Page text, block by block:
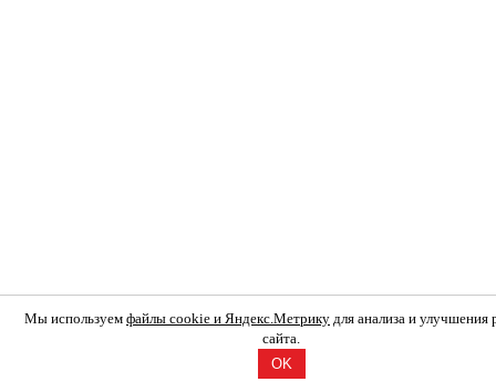
Мы используем файлы cookie и Яндекс.Метрику для анализа и улучшения
сайта.
OK